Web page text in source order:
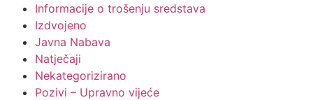
Informacije o trošenju sredstava
Izdvojeno
Javna Nabava
Natječaji
Nekategorizirano
Pozivi – Upravno vijeće